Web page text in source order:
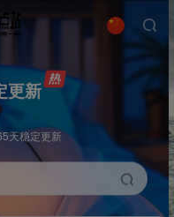
更新
天稳定更新